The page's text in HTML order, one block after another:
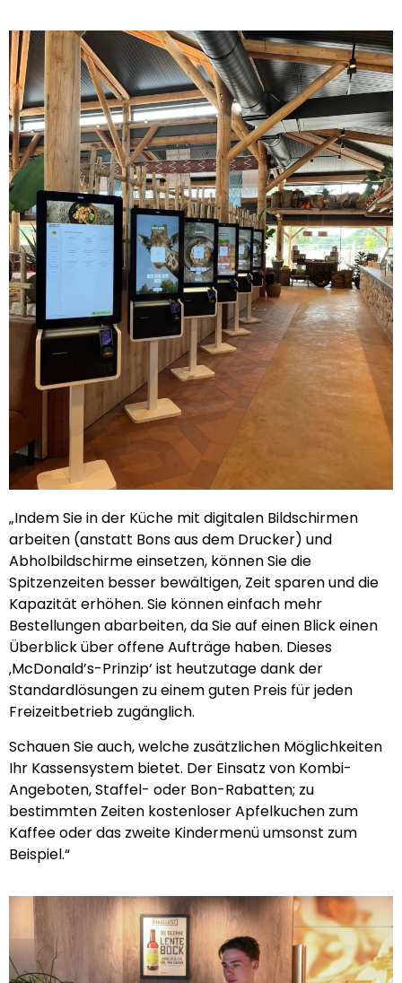
„Indem Sie in der Küche mit digitalen Bildschirmen
arbeiten (anstatt Bons aus dem Drucker) und
Abholbildschirme einsetzen, können Sie die
Spitzenzeiten besser bewältigen, Zeit sparen und die
Kapazität erhöhen. Sie können einfach mehr
Bestellungen abarbeiten, da Sie auf einen Blick einen
Überblick über offene Aufträge haben. Dieses
‚McDonald’s-Prinzip‘ ist heutzutage dank der
Standardlösungen zu einem guten Preis für jeden
Freizeitbetrieb zugänglich.
Schauen Sie auch, welche zusätzlichen Möglichkeiten
Ihr Kassensystem bietet. Der Einsatz von Kombi-
Angeboten, Staffel- oder Bon-Rabatten; zu
bestimmten Zeiten kostenloser Apfelkuchen zum
Kaffee oder das zweite Kindermenü umsonst zum
Beispiel.“